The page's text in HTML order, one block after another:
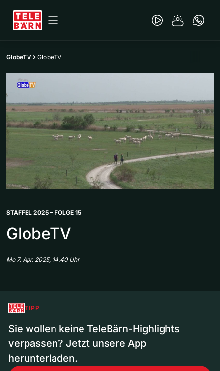
GlobeTV GlobeTV
STAFFEL 2025 – FOLGE 15
GlobeTV
Mo 7. Apr. 2025, 14.40 Uhr
TIPP
Sie wollen keine TeleBärn-Highlights
verpassen? Jetzt unsere App
herunterladen.